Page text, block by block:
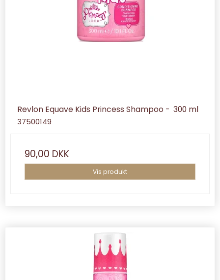
Revlon Equave Kids Princess Shampoo - 300 ml
37500149
90,00 DKK
Vis produkt